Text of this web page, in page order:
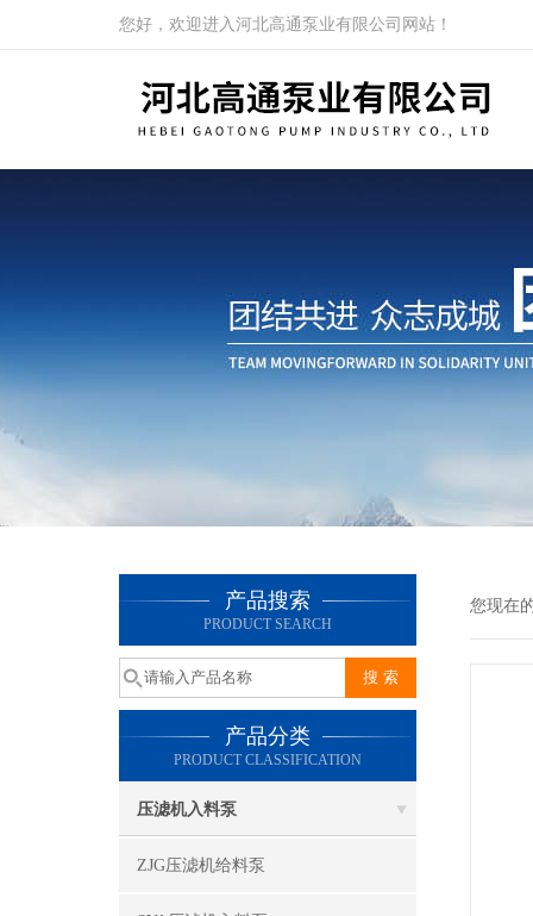
您好，欢迎进入河北高通泵业有限公司网站！
产品搜索
PRODUCT SEARCH
产品分类
PRODUCT CLASSIFICATION
压滤机入料泵
ZJG压滤机给料泵
您现在